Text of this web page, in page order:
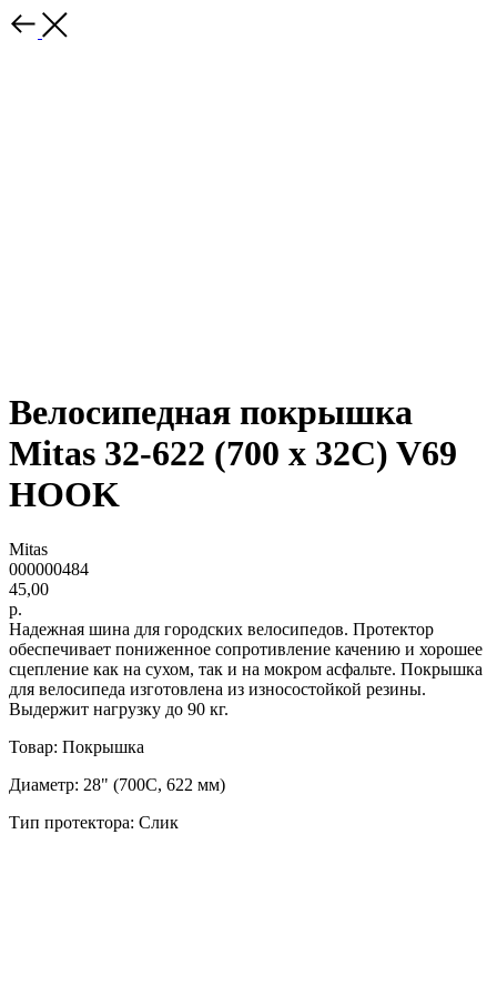
Велосипедная покрышка
Mitas 32-622 (700 x 32C) V69
HOOK
Mitas
000000484
45,00
р.
Надежная шина для городских велосипедов. Протектор
обеспечивает пониженное сопротивление качению и хорошее
сцепление как на сухом, так и на мокром асфальте. Покрышка
для велосипеда изготовлена из износостойкой резины.
Выдержит нагрузку до 90 кг.
Товар: Покрышка
Диаметр: 28" (700C, 622 мм)
Тип протектора: Слик